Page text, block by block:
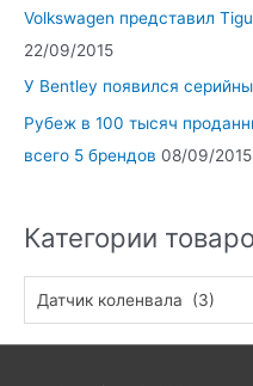
Volkswagen представил
22/09/2015
У Bentley появился
Рубеж в 100 тысяч
всего 5 брендов 08/09/2015
Категории
Датчик коленвала (3)